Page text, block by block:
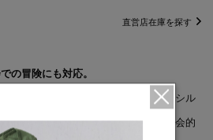
直営店在庫を探す
の冒険にも対応。
モデルをベースに、オーバーサイズシル
性や機能性を極力維持しながら、都会的